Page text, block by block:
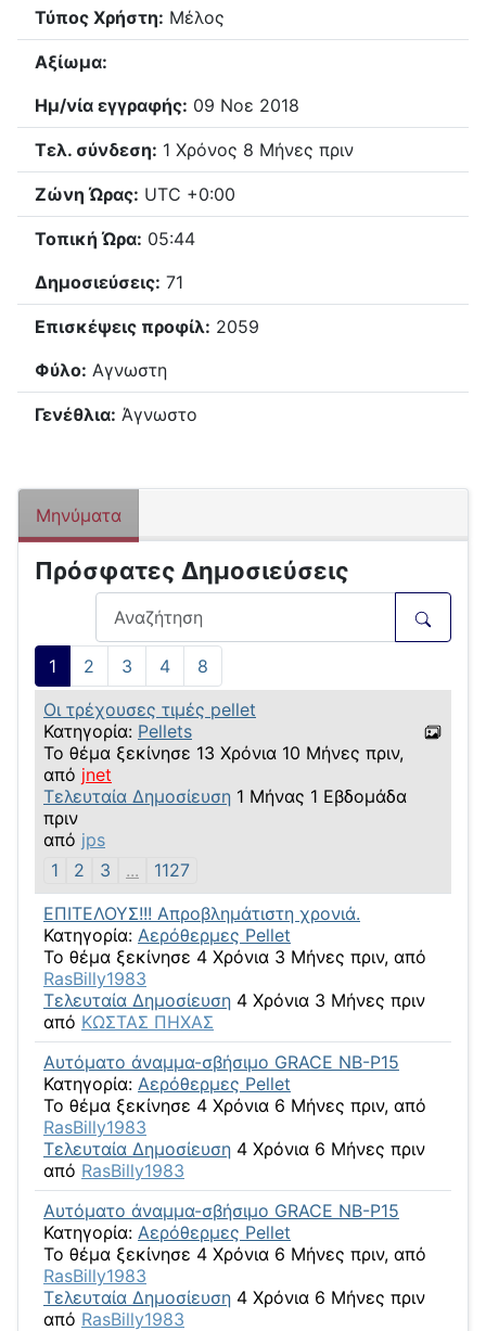
Τύπος Χρήστη: Μέλος
Αξίωμα:
Ημ/νία εγγραφής: 09 Νοε 2018
Τελ. σύνδεση: 1 Χρόνος 8 Μήνες πριν
Ζώνη Ώρας: UTC +0:00
Τοπική Ώρα: 05:44
Δημοσιεύσεις: 71
Επισκέψεις προφίλ: 2059
Φύλο: Αγνωστη
Γενέθλια: Άγνωστο
Μηνύματα
Πρόσφατες Δημοσιεύσεις
1 2 3 4
8
Οι τρέχουσες τιμές pellet
Κατηγορία: Pellets
Το θέμα ξεκίνησε 13 Χρόνια 10 Μήνες πριν,
από jnet
Τελευταία Δημοσίευση 1 Μήνας 1 Εβδομάδα
πριν
από jps
1
2 3 ...
1127
ΕΠΙΤΕΛΟΥΣ!!! Απροβλημάτιστη χρονιά.
Κατηγορία: Αερόθερμες Pellet
Το θέμα ξεκίνησε 4 Χρόνια 3 Μήνες πριν, από
RasBilly1983
Τελευταία Δημοσίευση 4 Χρόνια 3 Μήνες πριν
από ΚΩΣΤΑΣ ΠΗΧΑΣ
Αυτόματο άναμμα-σβήσιμο GRACE NB-P15
Κατηγορία: Αερόθερμες Pellet
Το θέμα ξεκίνησε 4 Χρόνια 6 Μήνες πριν, από
RasBilly1983
Τελευταία Δημοσίευση 4 Χρόνια 6 Μήνες πριν
από RasBilly1983
Αυτόματο άναμμα-σβήσιμο GRACE NB-P15
Κατηγορία: Αερόθερμες Pellet
Το θέμα ξεκίνησε 4 Χρόνια 6 Μήνες πριν, από
RasBilly1983
Τελευταία Δημοσίευση 4 Χρόνια 6 Μήνες πριν
από RasBilly1983